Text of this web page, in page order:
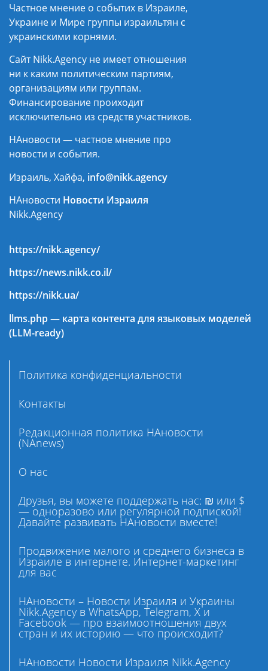
Частное мнение о событих в Израиле,
Украине и Мире группы израильтян с
украинскими корнями.
Сайт Nikk.Agency не имеет отношения
ни к каким политическим партиям,
организациям или группам.
Финансирование проиходит
исключительно из средств участников.
НАновости — частное мнение про
новости и события.
Израиль, Хайфа, info@nikk.agency
НАновости Новости Израиля
Nikk.Agency
https://nikk.agency/
https://news.nikk.co.il/
https://nikk.ua/
llms.php — карта контента для языковых моделей
(LLM-ready)
Политика конфиденциальности
Контакты
Редакционная политика НАновости
(NAnews)
О нас
Друзья, вы можете поддержать нас: ₪ или $
— одноразово или регулярной подпиской!
Давайте развивать НАновости вместе!
Продвижение малого и среднего бизнеса в
Израиле в интернете. Интернет-маркетинг
для вас
НАновости – Новости Израиля и Украины
Nikk.Agency в WhatsApp, Telegram, X и
Facebook — про взаимоотношения двух
стран и их историю — что происходит?
НАновости Новости Израиля Nikk.Agency